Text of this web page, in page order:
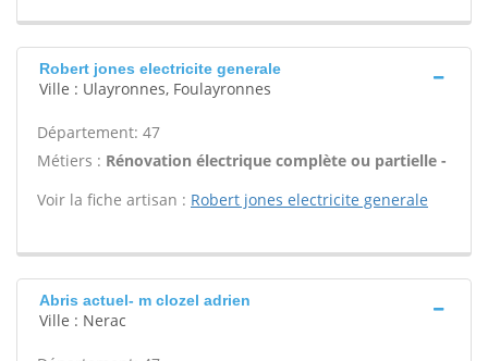
Robert jones electricite generale
Ville : Ulayronnes, Foulayronnes
Département: 47
Métiers : Rénovation électrique complète ou partielle -
Voir la fiche artisan : Robert jones electricite generale
Abris actuel- m clozel adrien
Ville : Nerac